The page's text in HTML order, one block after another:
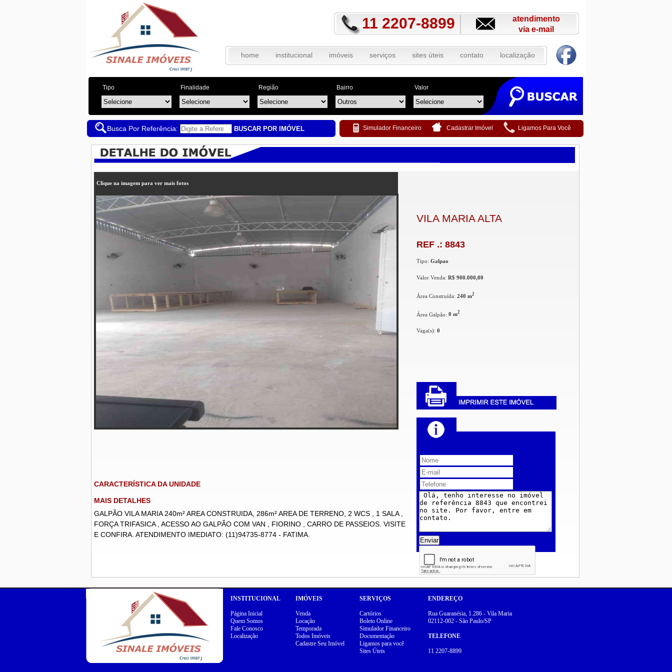
11 2207-8899
atendimento
via e-mail
home institucional imóveis serviços sites úteis contato localização
Tipo Finalidade Região Bairro Valor
Busca Por Referência: BUSCAR POR IMÓVEL Simulador Financeiro Cadastrar Imóvel Ligamos Para Você
Clique na imagem para ver mais fotos
CARACTERÍSTICA DA UNIDADE
MAIS DETALHES
GALPÃO VILA MARIA 240m² AREA CONSTRUIDA, 286m² AREA DE TERRENO, 2 WCS , 1 SALA ,
FORÇA TRIFASICA , ACESSO AO GALPÃO COM VAN , FIORINO , CARRO DE PASSEIOS. VISITE
E CONFIRA. ATENDIMENTO IMEDIATO: (11)94735-8774 - FATIMA.
VILA MARIA ALTA
REF .: 8843
Tipo: Galpao
Valor Venda: R$ 900.000,00
Área Construída: 240 m2
Área Galpão: 0 m2
Vaga(s): 0
Enviar
INSTITUCIONAL
Página Inicial
Quem Somos
Fale Conosco
Localização
IMÓVEIS
Venda
Locação
Temporada
Todos Imóveis
Cadastre Seu Imóvel
SERVIÇOS
Cartórios
Boleto Online
Simulador Financeiro
Documentação
Ligamos para você
Sites Úteis
ENDEREÇO
Rua Guaranésia, 1.286 - Vila Maria
02112-002 - São Paulo/SP
TELEFONE
11 2207-8899